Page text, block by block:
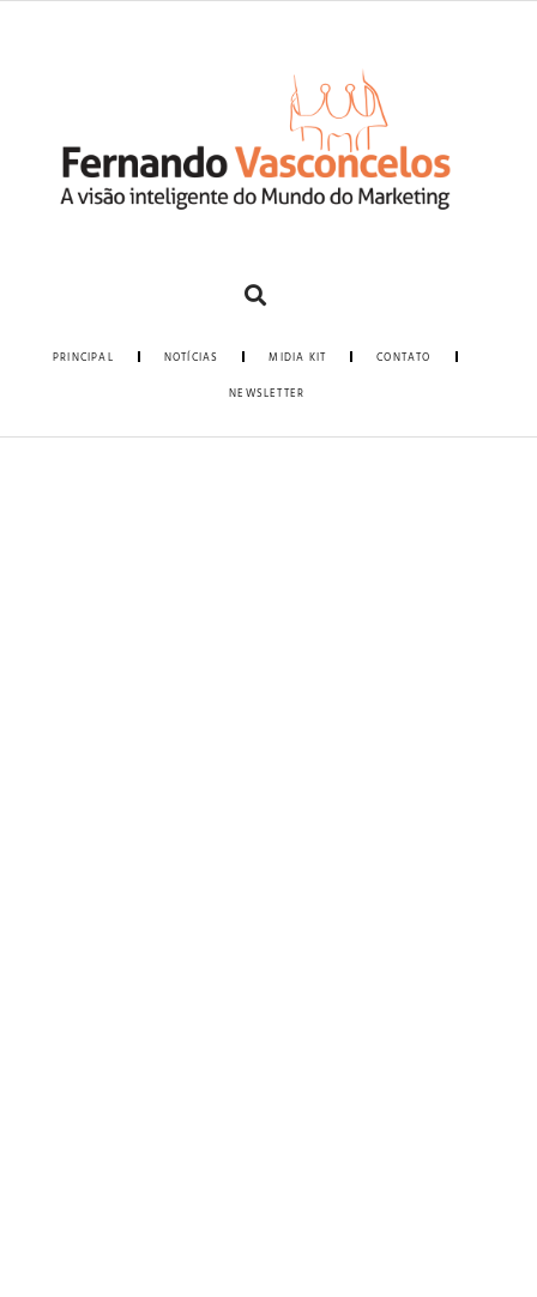
PRINCIPAL NOTÍCIAS MIDIA KIT CONTATO
NEWSLETTER